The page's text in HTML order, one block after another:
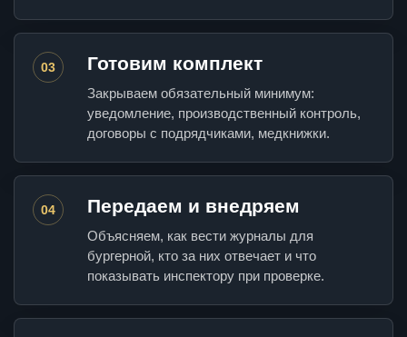
03 Готовим комплект
Закрываем обязательный минимум:
уведомление, производственный контроль,
договоры с подрядчиками, медкнижки.
04 Передаем и внедряем
Объясняем, как вести журналы для
бургерной, кто за них отвечает и что
показывать инспектору при проверке.